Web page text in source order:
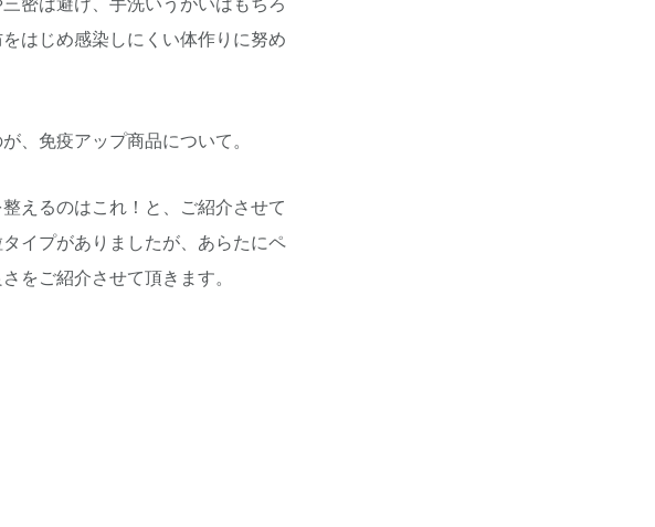
密は避け、手洗いうがいはもちろ
はじめ感染しにくい体作りに努め
、免疫アップ商品について。
えるのはこれ！と、ご紹介させて
タイプがありましたが、あらたにペ
をご紹介させて頂きます。